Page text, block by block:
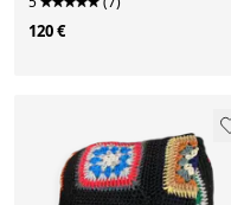
120 €